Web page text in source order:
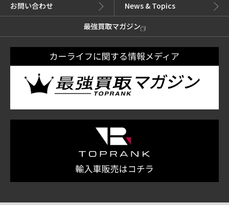
お問い合わせ
News & Topics
最強買取マガジン